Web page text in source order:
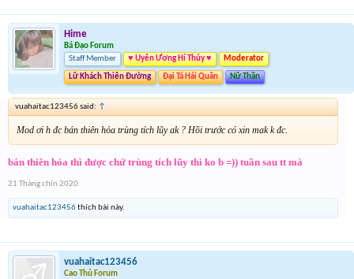
Hime
Bá Đạo Forum
Staff Member
♥ Uyên Ương Hí Thủy ♥ Moderator
Lữ Khách Thiên Đường Đại Tá Hải Quân Nữ Thần
vuahaitac123456 said: ↑
Mod ơi h đc bán thiên hỏa trùng tích lũy ak ? Hồi trước có xin mak k đc.
bán thiên hỏa thì được chứ trùng tích lũy thì ko b =)) tuần sau tt mà
21 Tháng chín 2020
vuahaitac123456thích bài này.
vuahaitac123456
Cao Thủ Forum